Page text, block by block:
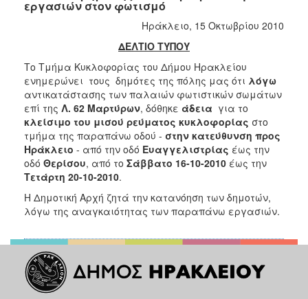
2022
2019
2018
2017
2016
2015
2013
2012
2011
2006
εργασιών στον φωτισμό
Ηράκλειο, 15 Οκτωβρίου 2010
ΔΕΛΤΙΟ ΤΥΠΟΥ
Το Τμήμα Κυκλοφορίας του Δήμου Ηρακλείου
ενημερώνει τους δημότες της πόλης μας ότι λόγω
αντικατάστασης των παλαιών φωτιστικών σωμάτων
επί της Λ. 62 Μαρτύρων, δόθηκε άδεια για το
κλείσιμο του μισού ρεύματος κυκλοφορίας στο
τμήμα της παραπάνω οδού - στην κατεύθυνση προς
Ηράκλειο - από την οδό Ευαγγελιστρίας έως την
οδό Θερίσου, από το Σάββατο 16-10-2010 έως την
Τετάρτη 20-10-2010.
Η Δημοτική Αρχή ζητά την κατανόηση των δημοτών,
λόγω της αναγκαιότητας των παραπάνω εργασιών.